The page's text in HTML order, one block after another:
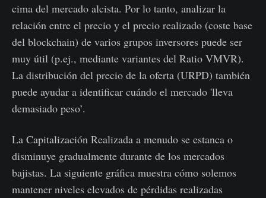
cima del mercado alcista. Por lo tanto, analizar la
relación entre el precio y el precio realizado (coste base
del blockchain) de varios grupos inversores puede ser
muy útil (p.ej., mediante variantes del Ratio VMVR).
La distribución del precio de la oferta (URPD) también
puede ayudar a identificar cuándo el mercado 'lleva
demasiado peso’.
La Capitalización Realizada a menudo se estanca o
disminuye gradualmente durante de los mercados
bajistas. La siguiente gráfica muestra cómo solemos
mantener niveles elevados de pérdidas realizadas